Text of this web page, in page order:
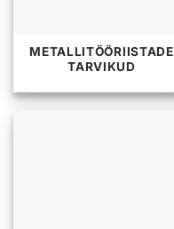
METALLITÖÖRIISTADE
TARVIKUD